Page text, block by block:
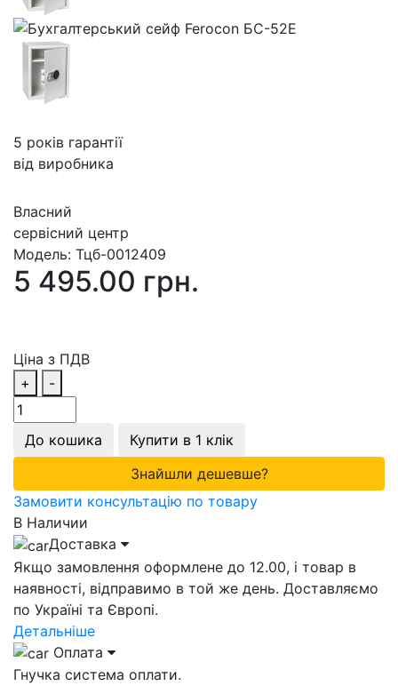
5 років гарантії
від виробника
Власний
сервісний центр
Модель: Тцб-0012409
5 495.00 грн.
Ціна з ПДВ
+
-
До кошика
Купити в 1 клік
Знайшли дешевше?
Замовити консультацію по товару
В Наличии
Доставка
Якщо замовлення оформлене до 12.00, і товар в
наявності, відправимо в той же день. Доставляємо
по Україні та Європі.
Детальніше
Оплата
Гнучка система оплати.